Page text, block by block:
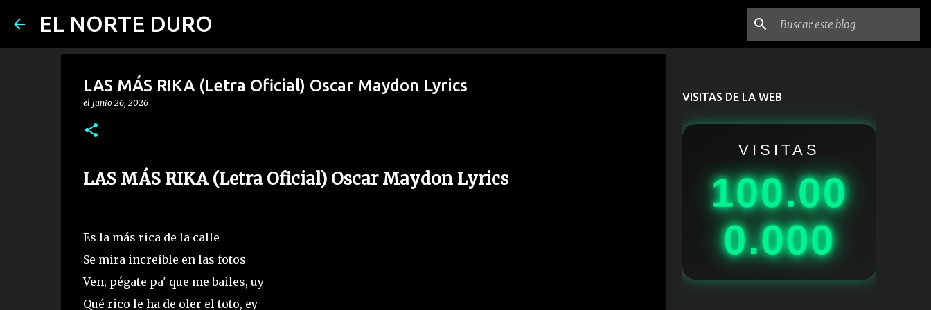
EL NORTE DURO
LAS MÁS RIKA (Letra Oficial) Oscar Maydon Lyrics
el junio 26, 2026
LAS MÁS RIKA (Letra Oficial) Oscar Maydon Lyrics
Es la más rica de la calle
Se mira increíble en las fotos
Ven, pégate pa' que me bailes, uy
Qué rico le ha de oler el toto, ey
VISITAS DE LA WEB
VISITAS
100.00
0.000